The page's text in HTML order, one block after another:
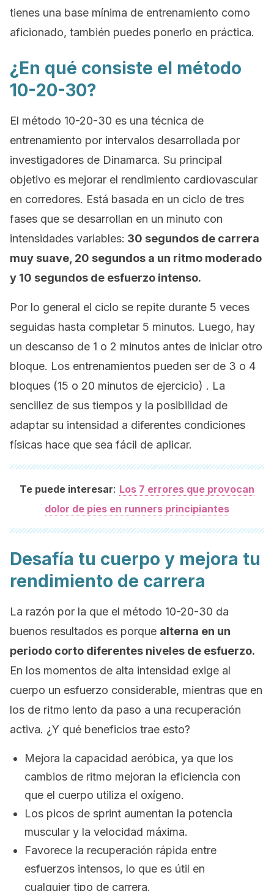
tienes una base mínima de entrenamiento como
aficionado, también puedes ponerlo en práctica.
¿En qué consiste el método
10-20-30?
El método 10-20-30 es una técnica de
entrenamiento por intervalos desarrollada por
investigadores de Dinamarca. Su principal
objetivo es mejorar el rendimiento cardiovascular
en corredores. Está basada en un ciclo de tres
fases que se desarrollan en un minuto con
intensidades variables: 30 segundos de carrera
muy suave, 20 segundos a un ritmo moderado
y 10 segundos de esfuerzo intenso.
Por lo general el ciclo se repite durante 5 veces
seguidas hasta completar 5 minutos. Luego, hay
un descanso de 1 o 2 minutos antes de iniciar otro
bloque. Los entrenamientos pueden ser de 3 o 4
bloques (15 o 20 minutos de ejercicio) . La
sencillez de sus tiempos y la posibilidad de
adaptar su intensidad a diferentes condiciones
físicas hace que sea fácil de aplicar.
Te puede interesar: Los 7 errores que provocan
dolor de pies en runners principiantes
Desafía tu cuerpo y mejora tu
rendimiento de carrera
La razón por la que el método 10-20-30 da
buenos resultados es porque alterna en un
periodo corto diferentes niveles de esfuerzo.
En los momentos de alta intensidad exige al
cuerpo un esfuerzo considerable, mientras que en
los de ritmo lento da paso a una recuperación
activa. ¿Y qué beneficios trae esto?
Mejora la capacidad aeróbica, ya que los
cambios de ritmo mejoran la eficiencia con
que el cuerpo utiliza el oxígeno.
Los picos de sprint aumentan la potencia
muscular y la velocidad máxima.
Favorece la recuperación rápida entre
esfuerzos intensos, lo que es útil en
cualquier tipo de carrera.